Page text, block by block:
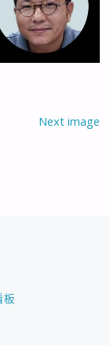
Next image
板